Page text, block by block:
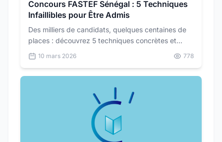
Concours FASTEF Sénégal : 5 Techniques
Infaillibles pour Être Admis
Des milliers de candidats, quelques centaines de
places : découvrez 5 techniques concrètes et
éprouvées pour réussir le concours FASTEF UCAD
et intégrer la formation enseignante au Sénégal.
10 mars 2026 778